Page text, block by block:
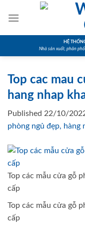
HỆ
Nhà sản xuất, phân
Top cac mau
hang nhap
Published 22/10/
phòng ngủ đẹp, hàng
Top các mẫu cửa gỗ
cấp
Top các mẫu cửa gỗ
cấp